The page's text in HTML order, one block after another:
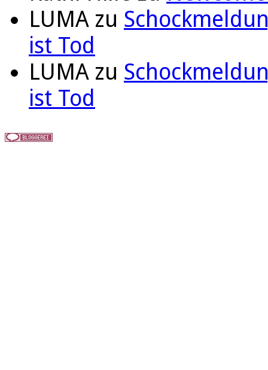
LUMA zu
ist Tod
LUMA zu
ist Tod